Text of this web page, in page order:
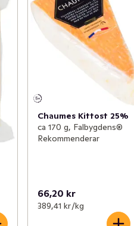
Chaumes Kittost 25%
ca 170 g, Falbygdens®
Rekommenderar
66,20 kr
389,41 kr /kg